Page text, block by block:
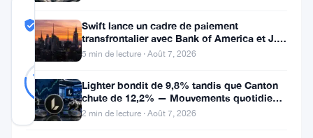
TRUST
SCORE
Probablement Réel
78%
RÉEL
Probablement
Réel
Mis à jour 3 ans il y a
Swift lance un cadre de paiement
transfrontalier avec Bank of America et J.P.
Morgan dans 25 pays
5 min de lecture · Août 7, 2026
Lighter bondit de 9,8% tandis que Canton
chute de 12,2% — Mouvements quotidiens
du 7 août
2 min de lecture · Août 7, 2026